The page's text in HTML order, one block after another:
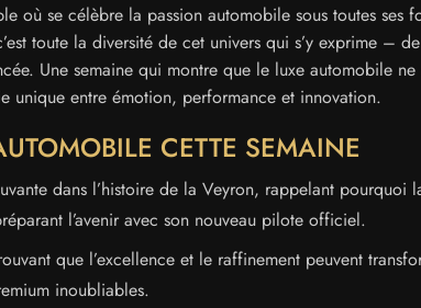
où se célèbre la passion automobile sous toutes ses
toute la diversité de cet univers qui s’y exprime –
Une semaine qui montre que le luxe automobile ne
unique entre émotion, performance et innovation.
CETTE SEMAINE
dans l’histoire de la Veyron, rappelant pourquoi
l’avenir avec son nouveau pilote officiel.
que l’excellence et le raffinement peuvent
inoubliables.